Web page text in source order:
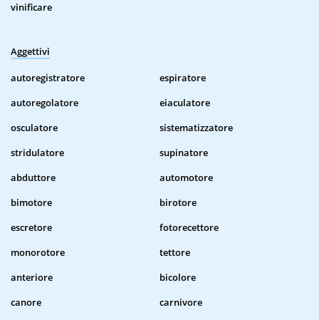
vinificare
Aggettivi
autoregistratore
espiratore
autoregolatore
eiaculatore
osculatore
sistematizzatore
stridulatore
supinatore
abduttore
automotore
bimotore
birotore
escretore
fotorecettore
monorotore
tettore
anteriore
bicolore
canore
carnivore